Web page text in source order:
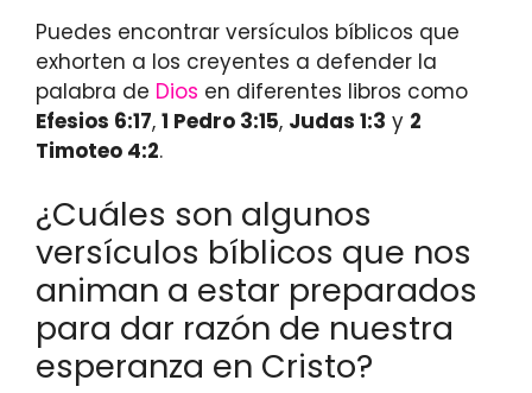
Puedes encontrar versículos bíblicos que
exhorten a los creyentes a defender la
palabra de Dios en diferentes libros como
Efesios 6:17, 1 Pedro 3:15, Judas 1:3 y 2
Timoteo 4:2.
¿Cuáles son algunos
versículos bíblicos que nos
animan a estar preparados
para dar razón de nuestra
esperanza en Cristo?